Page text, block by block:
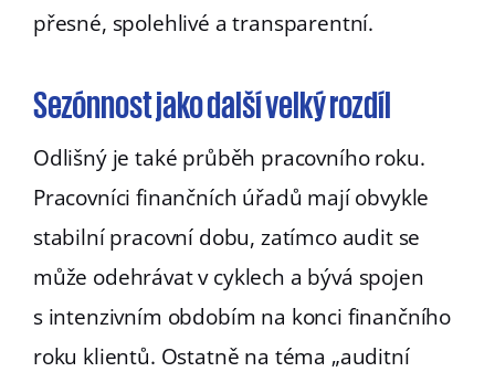
přesné, spolehlivé a transparentní.
Sezónnost jako další velký rozdíl
Odlišný je také průběh pracovního roku.
Pracovníci finančních úřadů mají obvykle
stabilní pracovní dobu, zatímco audit se
může odehrávat v cyklech a bývá spojen
s intenzivním obdobím na konci finančního
roku klientů. Ostatně na téma „auditní